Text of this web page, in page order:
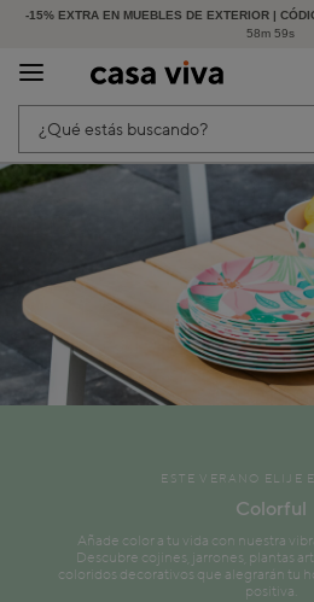
-15% EXTRA EN MUEBLES DE EXTERIOR |
58m 59s
HASTA -60% DE DESCUENTO |
¿Qué estás buscando?
ESTE VERANO ELIJE
Colorful
Añade color a tu vida con nuestra
Descubre cojines, jarrones, plantas
coloridos decorativos que alegrarán tu
positiva.